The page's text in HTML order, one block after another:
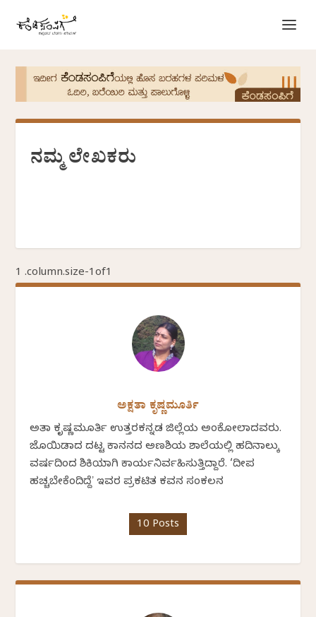
ನಮ್ಮ ಲೇಖಕರು
ಅಕ್ಷತಾ ಕೃಷ್ಣಮೂರ್ತಿ
ಅಕ್ಷತಾ ಕೃಷ್ಣಮೂರ್ತಿ ಉತ್ತರಕನ್ನಡ ಜಿಲ್ಲೆಯ ಅಂಕೋಲಾದವರು.
ಜೊಯಿಡಾದ ದಟ್ಟ ಕಾನನದ ಅಣಶಿಯ ಶಾಲೆಯಲ್ಲಿ ಹದಿನಾಲ್ಕು
ವರ್ಷದಿಂದ ಶಿಕ್ಷಕಿಯಾಗಿ ಕಾರ್ಯನಿರ್ವಹಿಸುತ್ತಿದ್ದಾರೆ. ‘ದೀಪ
ಹಚ್ಚಬೇಕೆಂದಿದ್ದೆʼ ಇವರ ಪ್ರಕಟಿತ ಕವನ ಸಂಕಲನ
10 Posts